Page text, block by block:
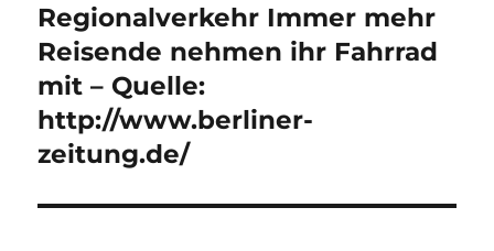
Beitrag:
Regionalverkehr Immer mehr
Reisende nehmen ihr Fahrrad
mit – Quelle:
http://www.berliner-
zeitung.de/